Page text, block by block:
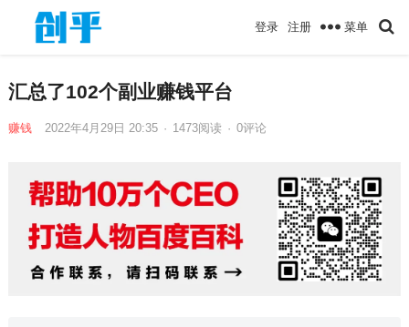
登录 注册 菜单
汇总了102个副业赚钱平台
赚钱 2022年4月29日 20:35 · 1473阅读 · 0评论